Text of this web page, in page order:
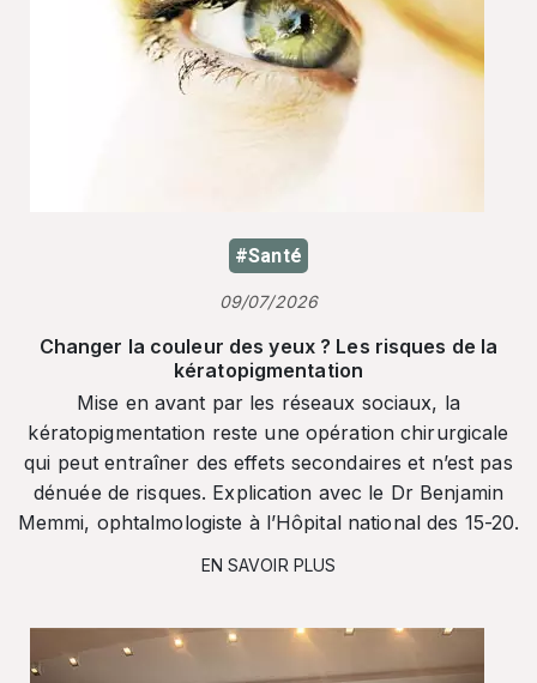
#Santé
09/07/2026
Changer la couleur des yeux ? Les risques de la
kératopigmentation
Mise en avant par les réseaux sociaux, la
kératopigmentation reste une opération chirurgicale
qui peut entraîner des effets secondaires et n’est pas
dénuée de risques. Explication avec le Dr Benjamin
Memmi, ophtalmologiste à l’Hôpital national des 15-20.
EN SAVOIR PLUS